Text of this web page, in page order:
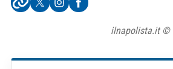
ilnapolista.it ©